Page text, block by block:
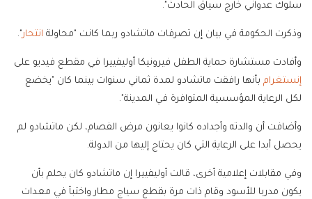
سلوك عدواني خارج سياق الحادث".
وذكرت الحكومة في بيان إن تصرفات ماتشادو ربما كانت "محاولة انتحار".
وأفادت مستشارة حماية الطفل فيرونيكا أوليفييرا في مقطع فيديو على
إنستغرام بأنها رافقت ماتشادو لمدة ثماني سنوات بينما كان "يخضع
لكل الرعاية المؤسسية المتوافرة في المدينة".
وأضافت أن والدته وأجداده كانوا يعانون مرض الفصام، لكن ماتشادو لم
يحصل أبدا على الرعاية التي كان يحتاج إليها من الدولة.
وفي مقابلات إعلامية أخرى، قالت أوليفييرا إن ماتشادو كان يحلم بأن
يكون مدربا للأسود وقام ذات مرة بقطع سياج مطار واختبأ في معدات